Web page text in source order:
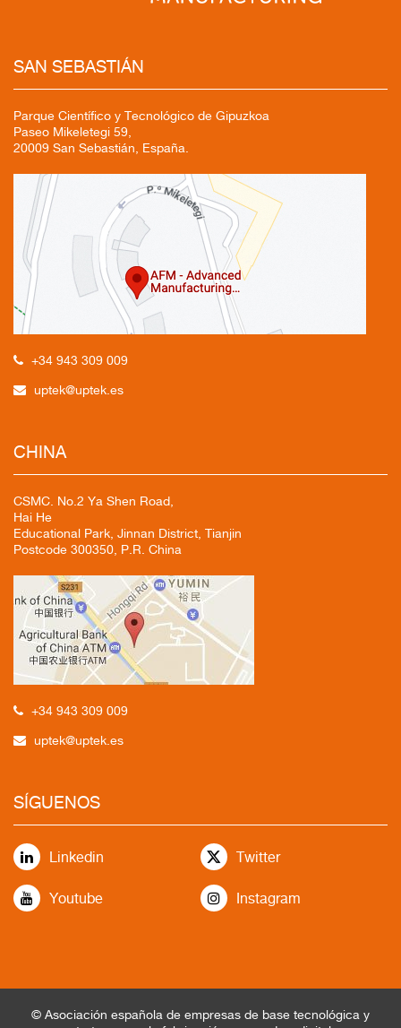
SAN SEBASTIÁN
Parque Científico y Tecnológico de Gipuzkoa
Paseo Mikeletegi 59,
20009 San Sebastián, España.
+34 943 309 009
uptek@uptek.es
CHINA
CSMC. No.2 Ya Shen Road,
Hai He
Educational Park, Jinnan District, Tianjin
Postcode 300350, P.R. China
+34 943 309 009
uptek@uptek.es
SÍGUENOS
Linkedin Twitter
Youtube Instagram
© Asociación española de empresas de base tecnológica y